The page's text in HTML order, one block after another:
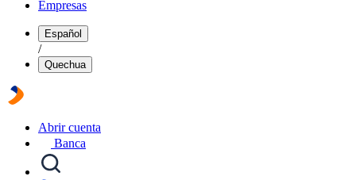
Empresas
Español
/
Quechua
Abrir cuenta
Banca